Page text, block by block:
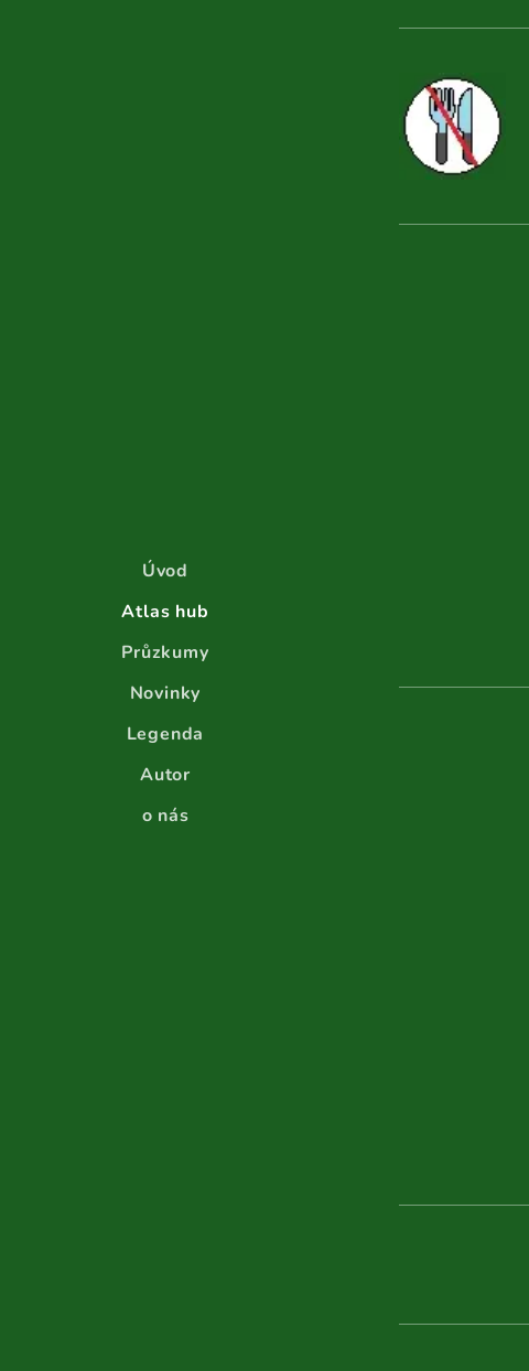
Úvod
Atlas hub
Průzkumy
Novinky
Legenda
Autor
o nás